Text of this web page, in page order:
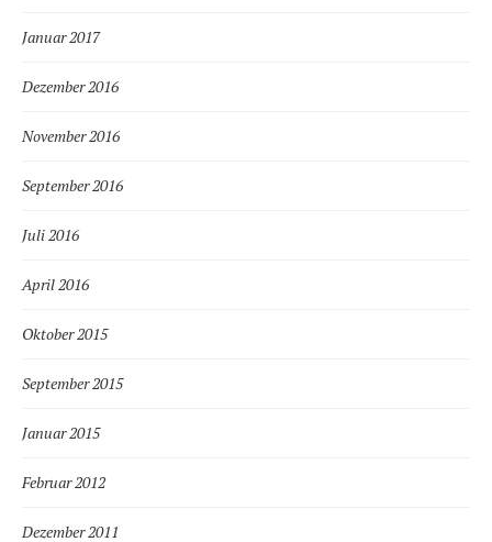
Januar 2017
Dezember 2016
November 2016
September 2016
Juli 2016
April 2016
Oktober 2015
September 2015
Januar 2015
Februar 2012
Dezember 2011